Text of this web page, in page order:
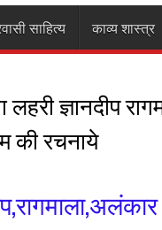
साहित्य काव्य शास्त्र
लहरी ज्ञानदीप
की रचनाये